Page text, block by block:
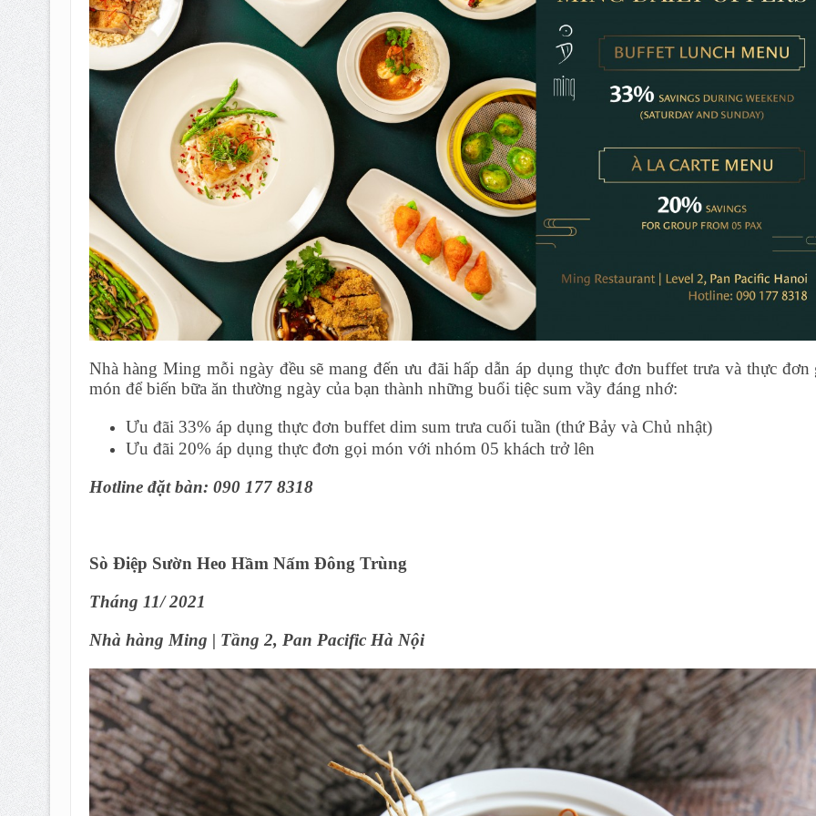
Nhà hàng Ming mỗi ngày đều sẽ mang đến ưu đãi hấp dẫn áp dụng thực đơn buffet trưa và thực đơn
món để biến bữa ăn thường ngày của bạn thành những buổi tiệc sum vầy đáng nhớ:
Ưu đãi 33% áp dụng thực đơn buffet dim sum trưa cuối tuần (thứ Bảy và Chủ nhật)
Ưu đãi 20% áp dụng thực đơn gọi món với nhóm 05 khách trở lên
Hotline đặt bàn: 090 177 8318
Sò Điệp Sườn Heo Hầm Nấm Đông Trùng
Tháng 11/ 2021
Nhà hàng Ming | Tầng 2, Pan Pacific Hà Nội